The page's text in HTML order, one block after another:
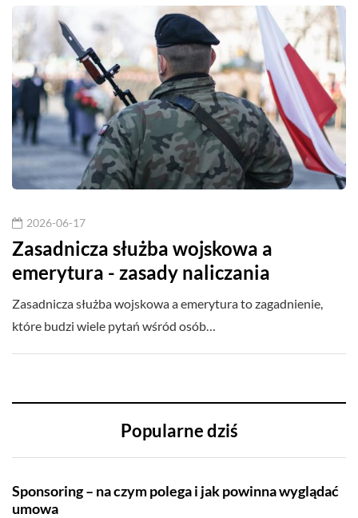
2026-06-17
Zasadnicza służba wojskowa a
emerytura - zasady naliczania
Zasadnicza służba wojskowa a emerytura to zagadnienie,
które budzi wiele pytań wśród osób…
Popularne dziś
Sponsoring – na czym polega i jak powinna wyglądać
umowa